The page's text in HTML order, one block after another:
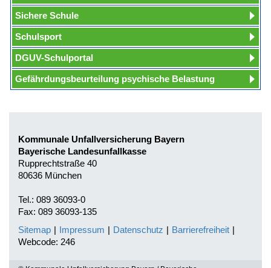
Sichere Schule
Schulsport
DGUV-Schulportal
Gefährdungsbeurteilung psychische Belastung
Kommunale Unfallversicherung Bayern
Bayerische Landesunfallkasse
Rupprechtstraße 40
80636 München
Tel.: 089 36093-0
Fax: 089 36093-135
Sitemap | Impressum | Datenschutz | Barrierefreiheit |
Webcode: 246